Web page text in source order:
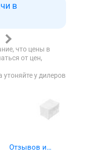
в
что цены в
от цен,
у дилеров
Отзывов и